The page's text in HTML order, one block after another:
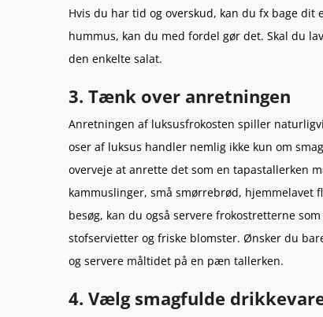
Hvis du har tid og overskud, kan du fx bage
hummus, kan du med fordel gør det. Skal du
den enkelte salat.
3. Tænk over anretningen
Anretningen af luksusfrokosten spiller
oser af luksus handler nemlig ikke kun om
overveje at anrette det som en tapastallerken
kammuslinger, små smørrebrød, hjemmelavet
besøg, kan du også servere frokostretterne
stofservietter og friske blomster. Ønsker du
og servere måltidet på en pæn tallerken.
4. Vælg smagfulde